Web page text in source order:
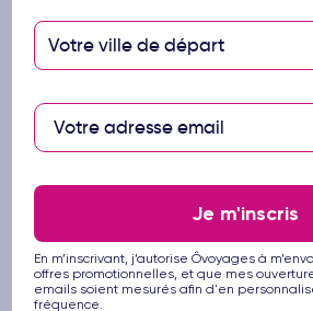
Votre ville de départ
Je m'inscris
En m’inscrivant, j’autorise Ôvoyages à
offres promotionnelles, et que mes
emails soient mesurés afin d'en
fréquence.